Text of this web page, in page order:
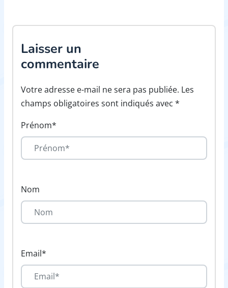
Laisser un
commentaire
Votre adresse e-mail ne sera pas publiée. Les
champs obligatoires sont indiqués avec *
Prénom*
Nom
Email*